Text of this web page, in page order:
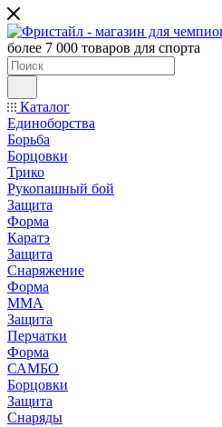
более 7 000 товаров для спорта
Каталог
Единоборства
Борьба
Борцовки
Трико
Рукопашный бой
Защита
Форма
Каратэ
Защита
Снаряжение
Форма
ММА
Защита
Перчатки
Форма
САМБО
Борцовки
Защита
Снаряды